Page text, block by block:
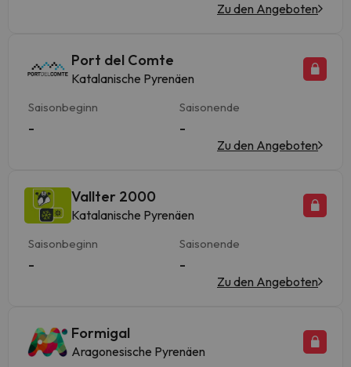
Zu den Angeboten
Port del Comte
Katalanische Pyrenäen
Saisonbeginn
-
Saisonende
-
Zu den Angeboten
Vallter 2000
Katalanische Pyrenäen
Saisonbeginn
-
Saisonende
-
Zu den Angeboten
Formigal
Aragonesische Pyrenäen